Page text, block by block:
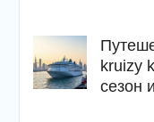
kruizy
сезон